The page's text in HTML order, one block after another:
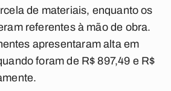
de materiais, enquanto os
referentes à mão de obra.
apresentaram alta em
foram de R$ 897,49 e R$